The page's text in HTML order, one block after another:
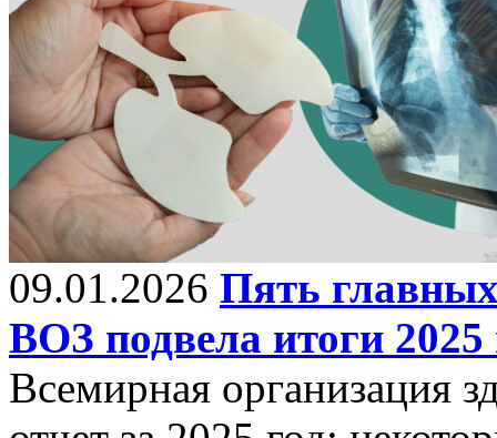
09.01.2026 Пять
ВОЗ подвела итоги 2025
Всемирная организация